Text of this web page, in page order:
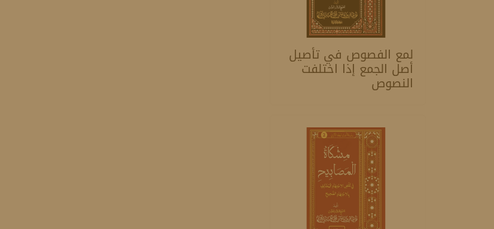
لمع الفصوص في تأصيل
أصل الجمع إذا اختلفت
النصوص